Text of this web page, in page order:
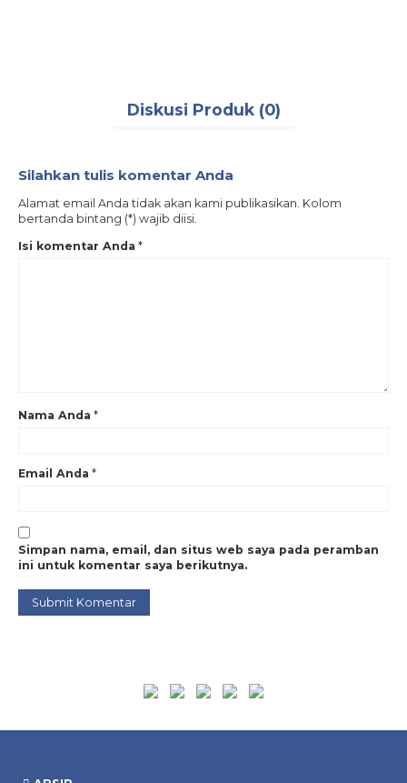
Diskusi Produk (0)
Silahkan tulis komentar Anda
Alamat email Anda tidak akan kami publikasikan. Kolom
bertanda bintang (*) wajib diisi.
Isi komentar Anda *
Nama Anda *
Email Anda *
Simpan nama, email, dan situs web saya pada peramban
ini untuk komentar saya berikutnya.